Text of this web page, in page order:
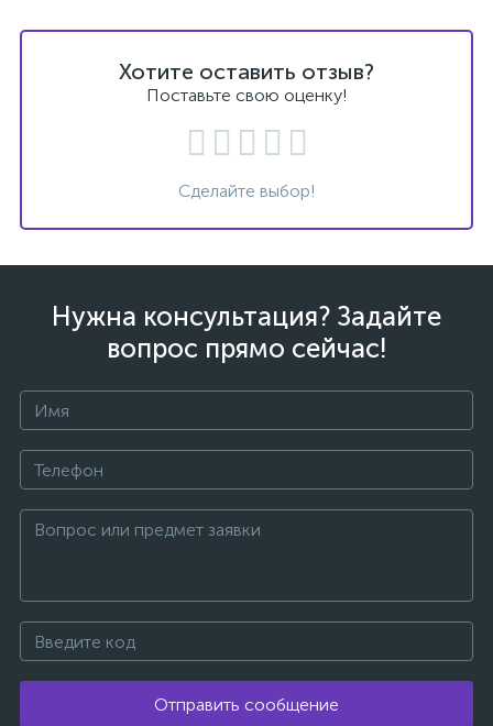
Хотите оставить отзыв?
Поставьте свою оценку!
Сделайте выбор!
Нужна консультация? Задайте
вопрос прямо сейчас!
Отправить сообщение